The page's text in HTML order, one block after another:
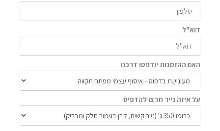
דוא"ל
האם ההזמנות יודפסו דרכנו
על איזה נייר תרצו להדפיס